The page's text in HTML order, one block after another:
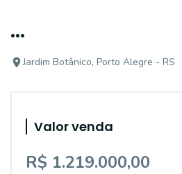
...
Jardim Botânico, Porto Alegre - RS
Valor venda
R$ 1.219.000,00